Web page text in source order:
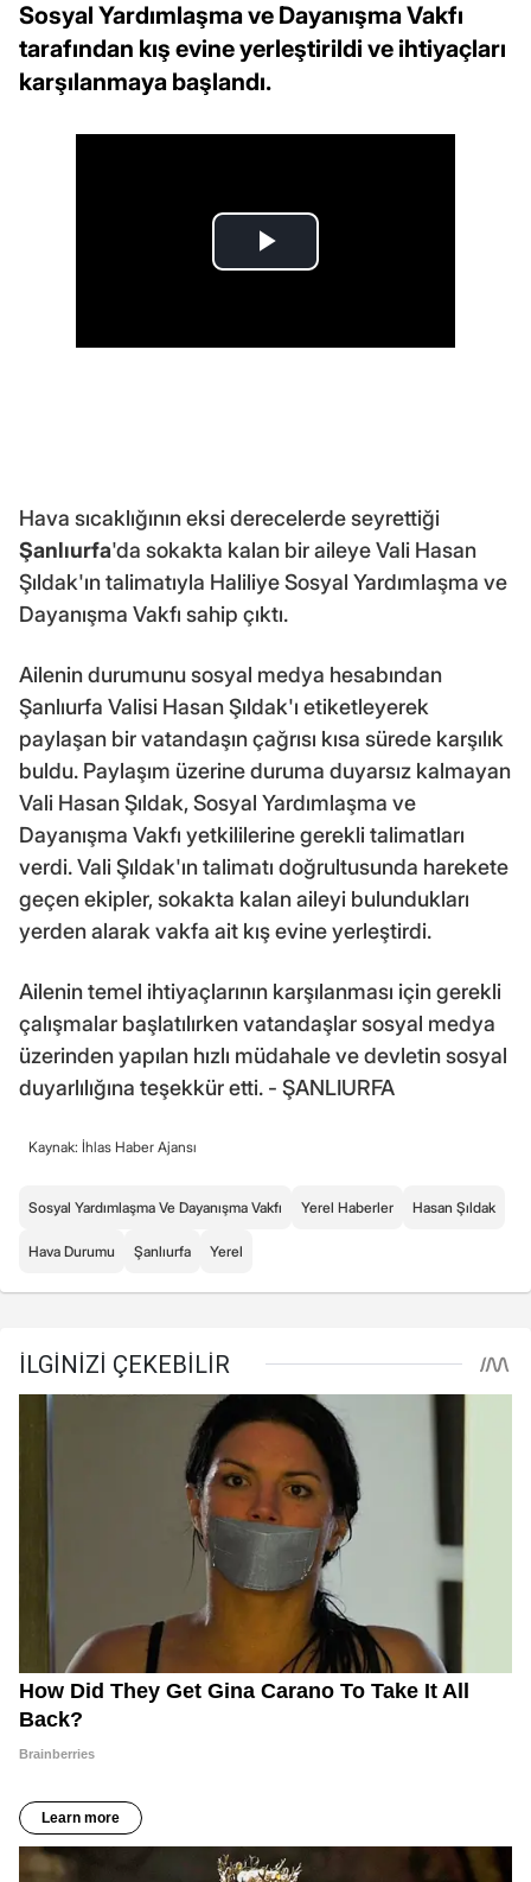
Sosyal Yardımlaşma ve Dayanışma Vakfı
tarafından kış evine yerleştirildi ve ihtiyaçları
karşılanmaya başlandı.
Hava sıcaklığının eksi derecelerde seyrettiği
Şanlıurfa'da sokakta kalan bir aileye Vali Hasan
Şıldak'ın talimatıyla Haliliye Sosyal Yardımlaşma ve
Dayanışma Vakfı sahip çıktı.
Ailenin durumunu sosyal medya hesabından
Şanlıurfa Valisi Hasan Şıldak'ı etiketleyerek
paylaşan bir vatandaşın çağrısı kısa sürede karşılık
buldu. Paylaşım üzerine duruma duyarsız kalmayan
Vali Hasan Şıldak, Sosyal Yardımlaşma ve
Dayanışma Vakfı yetkililerine gerekli talimatları
verdi. Vali Şıldak'ın talimatı doğrultusunda harekete
geçen ekipler, sokakta kalan aileyi bulundukları
yerden alarak vakfa ait kış evine yerleştirdi.
Ailenin temel ihtiyaçlarının karşılanması için gerekli
çalışmalar başlatılırken vatandaşlar sosyal medya
üzerinden yapılan hızlı müdahale ve devletin sosyal
duyarlılığına teşekkür etti. - ŞANLIURFA
Kaynak: İhlas Haber Ajansı
Sosyal Yardımlaşma Ve Dayanışma Vakfı Yerel Haberler Hasan Şıldak
Hava Durumu Şanlıurfa Yerel